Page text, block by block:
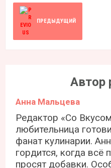
ПРЕДЫДУЩИЙ
Автор
Анна Мальцева
Редактор «Со
любительница
фанат кулинарии.
гордится, когда всё
просят добавки.